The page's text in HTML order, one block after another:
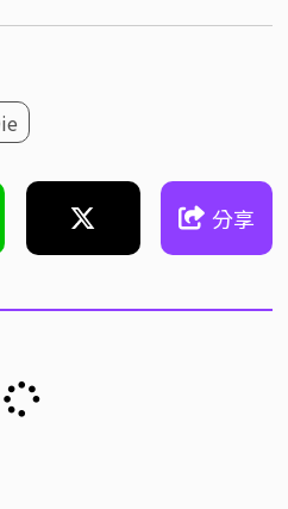
分享
夜值班還得小心